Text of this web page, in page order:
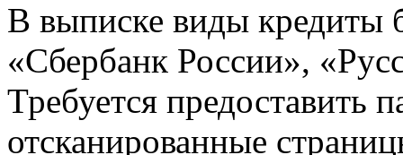
В выписке виды кредиты
«Сбербанк России»,
Требуется предоставить
отсканированные